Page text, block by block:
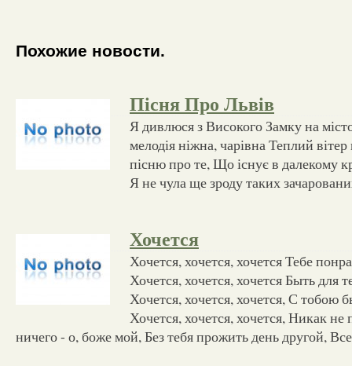
Похожие новости.
Пісня Про Львів
Я дивлюся з Високого Замку на
мелодія ніжна, чарівна Теплий
пісню про те, Що існує в далекому
Я не чула ще зроду таких
Хочется
Хочется, хочется, хочется Тебе
Хочется, хочется, хочется Быть для
Хочется, хочется, хочется, С тобою
Хочется, хочется, хочется, Никак не
ничего - о, боже мой, Без тебя прожить день другой,